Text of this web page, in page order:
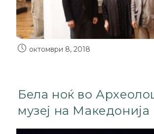
октомври 8, 2018
Бела ноќ во
музеј на Македонија